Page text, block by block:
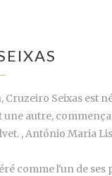
Seixas est
autre,
, António Maria
comme l'un de